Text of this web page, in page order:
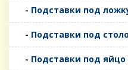
- Подставки под
- Подставки под
- Подставки под яйцо